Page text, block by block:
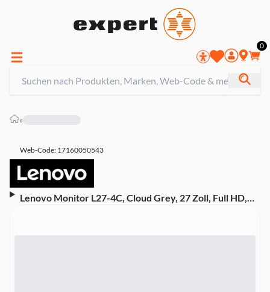
0
»
Web-Code: 17160050543
Lenovo Monitor L27-4C, Cloud Grey, 27 Zoll, Full HD,